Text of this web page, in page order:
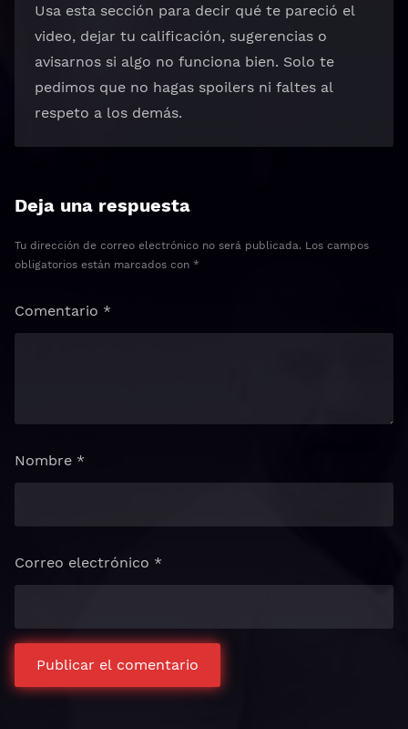
Usa esta sección para decir qué te pareció el
video, dejar tu calificación, sugerencias o
avisarnos si algo no funciona bien. Solo te
pedimos que no hagas spoilers ni faltes al
respeto a los demás.
Deja una respuesta
Tu dirección de correo electrónico no será publicada. Los campos
obligatorios están marcados con *
Comentario *
Nombre *
Correo electrónico *